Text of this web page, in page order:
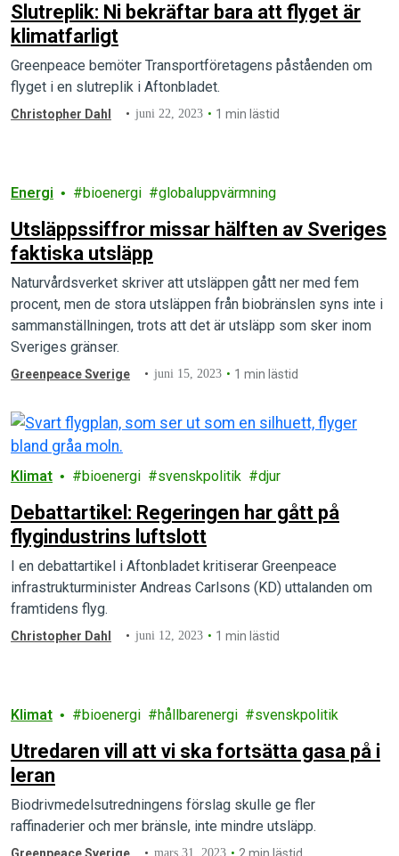
Slutreplik: Ni bekräftar bara att flyget är
klimatfarligt
Greenpeace bemöter Transportföretagens påståenden om
flyget i en slutreplik i Aftonbladet.
Christopher Dahl juni 22, 2023 1 min lästid
Energi bioenergi globaluppvärmning
Utsläppssiffror missar hälften av Sveriges
faktiska utsläpp
Naturvårdsverket skriver att utsläppen gått ner med fem
procent, men de stora utsläppen från biobränslen syns inte i
sammanställningen, trots att det är utsläpp som sker inom
Sveriges gränser.
Greenpeace Sverige juni 15, 2023 1 min lästid
Klimat bioenergi svenskpolitik djur
Debattartikel: Regeringen har gått på
flygindustrins luftslott
I en debattartikel i Aftonbladet kritiserar Greenpeace
infrastrukturminister Andreas Carlsons (KD) uttalanden om
framtidens flyg.
Christopher Dahl juni 12, 2023 1 min lästid
Klimat bioenergi hållbarenergi svenskpolitik
Utredaren vill att vi ska fortsätta gasa på i
leran
Biodrivmedelsutredningens förslag skulle ge fler
raffinaderier och mer bränsle, inte mindre utsläpp.
mars 31, 2023